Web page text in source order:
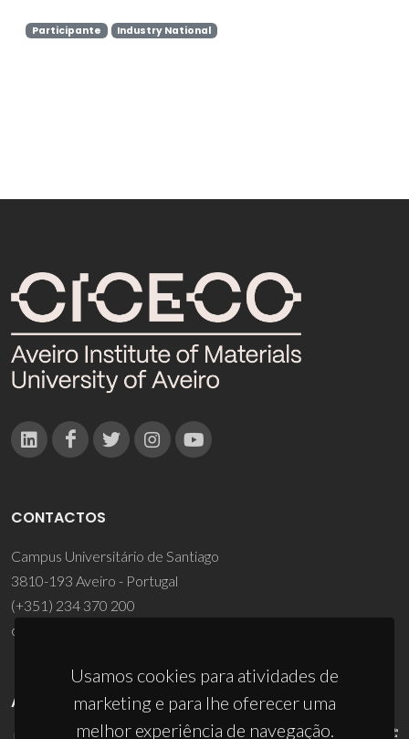
Participante Industry National
Usamos cookies para atividades de
marketing e para lhe oferecer uma
melhor experiência de navegação.
CONTACTOS
Campus Universitário de Santiago
3810-193 Aveiro - Portugal
(+351) 234 370 200
ciceco@ua.pt
APOIOS